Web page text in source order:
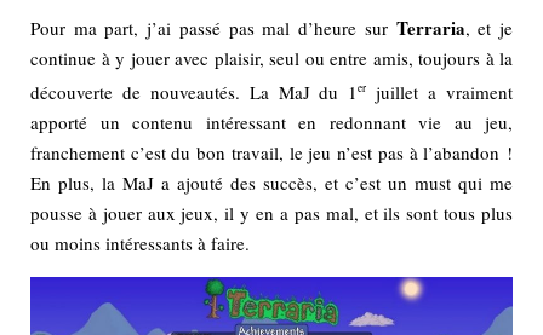
Pour ma part, j’ai passé pas mal d’heure sur Terraria, et je
continue à y jouer avec plaisir, seul ou entre amis, toujours à la
découverte de nouveautés. La MaJ du 1er
juillet a vraiment
apporté un contenu intéressant en redonnant vie au jeu,
franchement c’est du bon travail, le jeu n’est pas à l’abandon !
En plus, la MaJ a ajouté des succès, et c’est un must qui me
pousse à jouer aux jeux, il y en a pas mal, et ils sont tous plus
ou moins intéressants à faire.